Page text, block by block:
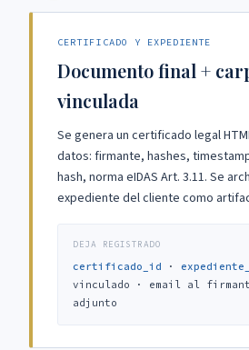
CERTIFICADO Y EXPEDIENTE
Documento final +
vinculada
Se genera un certificado legal
datos: firmante, hashes,
hash, norma eIDAS Art. 3.11. Se
expediente del cliente como
DEJA REGISTRADO
certificado_id ·
vinculado · email al
adjunto